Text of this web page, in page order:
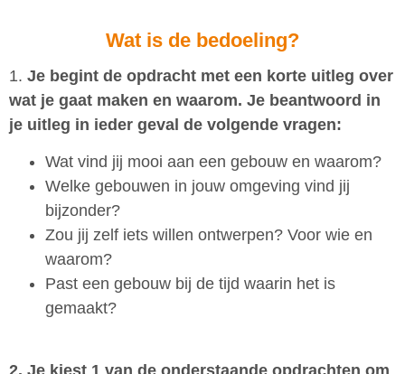
Wat is de bedoeling?
1. Je begint de opdracht met een korte uitleg over
wat je gaat maken en waarom. Je beantwoord in
je uitleg in ieder geval de volgende vragen:
Wat vind jij mooi aan een gebouw en waarom?
Welke gebouwen in jouw omgeving vind jij
bijzonder?
Zou jij zelf iets willen ontwerpen? Voor wie en
waarom?
Past een gebouw bij de tijd waarin het is
gemaakt?
2. Je kiest 1 van de onderstaande opdrachten om